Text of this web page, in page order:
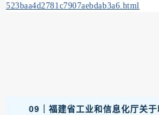
523baa4d2781c7907aebdab3a6.html
09｜福建省工业和信息化厅关